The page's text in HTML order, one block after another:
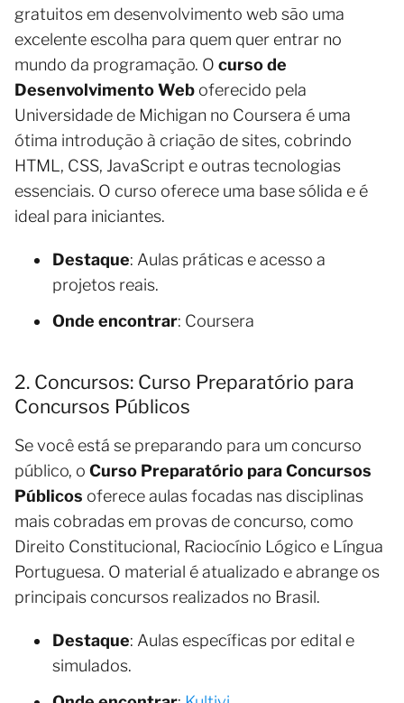
gratuitos em desenvolvimento web são uma
excelente escolha para quem quer entrar no
mundo da programação. O curso de
Desenvolvimento Web oferecido pela
Universidade de Michigan no Coursera é uma
ótima introdução à criação de sites, cobrindo
HTML, CSS, JavaScript e outras tecnologias
essenciais. O curso oferece uma base sólida e é
ideal para iniciantes.
Destaque: Aulas práticas e acesso a
projetos reais.
Onde encontrar: Coursera
2. Concursos: Curso Preparatório para
Concursos Públicos
Se você está se preparando para um concurso
público, o Curso Preparatório para Concursos
Públicos oferece aulas focadas nas disciplinas
mais cobradas em provas de concurso, como
Direito Constitucional, Raciocínio Lógico e Língua
Portuguesa. O material é atualizado e abrange os
principais concursos realizados no Brasil.
Destaque: Aulas específicas por edital e
simulados.